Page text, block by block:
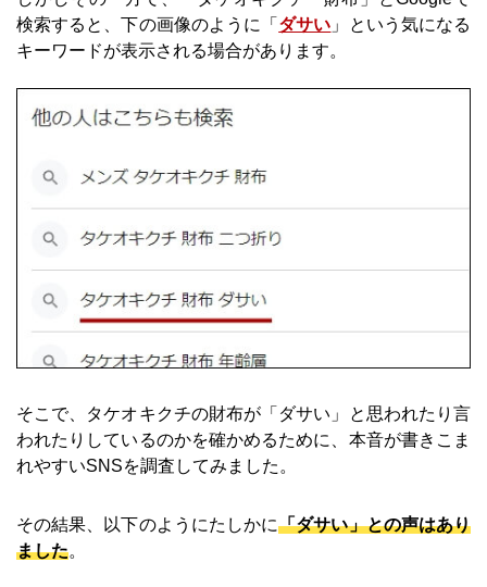
検索すると、下の画像のように「 ダサい 」という気になる
キーワードが表示される場合があります。
そこで、タケオキクチの財布が「ダサい」と思われたり言
われたりしているのかを確かめるために、本音が書きこま
れやすいSNSを調査してみました。
その結果、以下のようにたしかに「ダサい」との声はあり
ました。